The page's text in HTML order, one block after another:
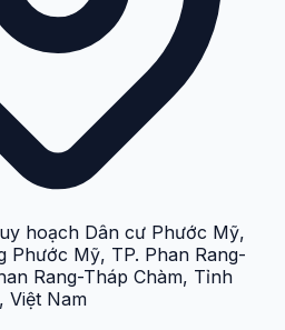
hoạch Dân cư Phước Mỹ,
Phước Mỹ, TP. Phan Rang-
Rang-Tháp Chàm, Tỉnh
Việt Nam